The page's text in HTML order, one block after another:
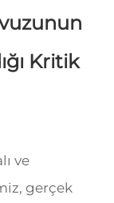
Kritik
ve
gerçek